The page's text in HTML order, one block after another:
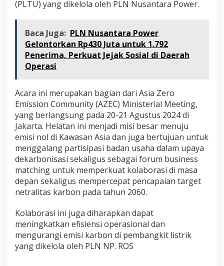
(PLTU) yang dikelola oleh PLN Nusantara Power.
Baca Juga: PLN Nusantara Power
Gelontorkan Rp430 Juta untuk 1.792
Penerima, Perkuat Jejak Sosial di Daerah
Operasi
Acara ini merupakan bagian dari Asia Zero
Emission Community (AZEC) Ministerial Meeting,
yang berlangsung pada 20-21 Agustus 2024 di
Jakarta. Helatan ini menjadi misi besar menuju
emisi nol di Kawasan Asia dan juga bertujuan untuk
menggalang partisipasi badan usaha dalam upaya
dekarbonisasi sekaligus sebagai forum business
matching untuk memperkuat kolaborasi di masa
depan sekaligus mempercepat pencapaian target
netralitas karbon pada tahun 2060.
Kolaborasi ini juga diharapkan dapat
meningkatkan efisiensi operasional dan
mengurangi emisi karbon di pembangkit listrik
yang dikelola oleh PLN NP. ROS